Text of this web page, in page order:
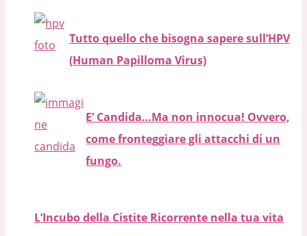
Tutto quello che bisogna sapere sull’HPV
(Human Papilloma Virus)
E’ Candida…Ma non innocua! Ovvero,
come fronteggiare gli attacchi di un
fungo.
L’Incubo della Cistite Ricorrente nella tua vita